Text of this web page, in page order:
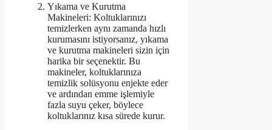
Yıkama ve Kurutma
Makineleri: Koltuklarınızı
temizlerken aynı zamanda hızlı
kurumasını istiyorsanız, yıkama
ve kurutma makineleri sizin için
harika bir seçenektir. Bu
makineler, koltuklarınıza
temizlik solüsyonu enjekte eder
ve ardından emme işlemiyle
fazla suyu çeker, böylece
koltuklarınız kısa sürede kurur.